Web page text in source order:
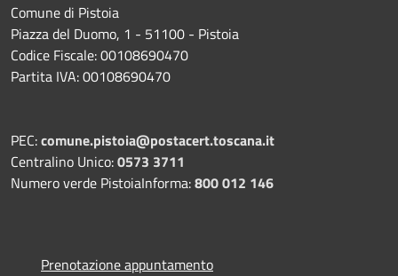
Comune di Pistoia
Piazza del Duomo, 1 - 51100 - Pistoia
Codice Fiscale: 00108690470
Partita IVA: 00108690470
PEC:comune.pistoia@postacert.toscana.it
Centralino Unico:0573 3711
Numero verde PistoiaInforma:800 012 146
Prenotazione appuntamento